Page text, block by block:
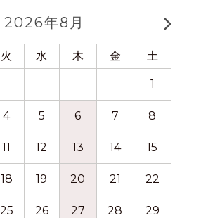
2026年8月
火 水 木 金 土
1
4 5 6 7 8
11 12 13 14 15
18 19 20 21 22
25 26 27 28 29